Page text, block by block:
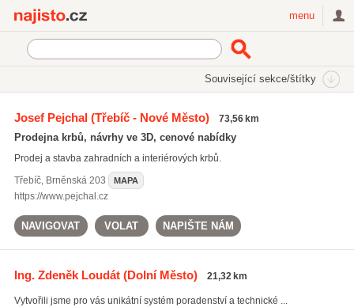
menu
Související sekce/štítky
krby do bytu (159)
krbové vložky(265)
Josef Pejchal(Třebíč - Nové Město) 73,56 km
Prodejna krbů, návrhy ve 3D, cenové nabídky
Prodej a stavba zahradních a interiérových krbů.
Třebíč, Brněnská 203 MAPA
https://www.pejchal.cz
NAVIGOVAT VOLAT NAPIŠTE NÁM
Ing. Zdeněk Loudát(Dolní Město) 21,32 km
Vytvořili jsme pro vás unikátní systém poradenství a technické ...